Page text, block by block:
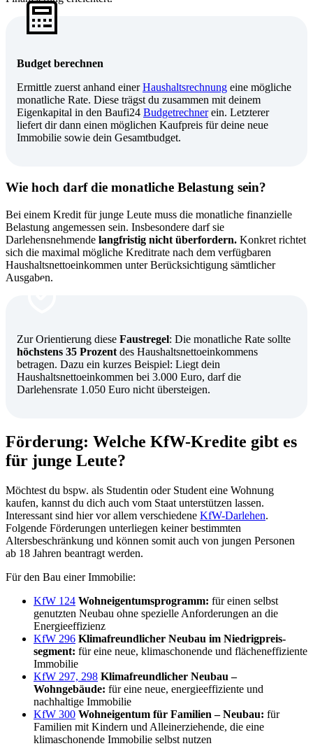
Budget berechnen
Ermittle zuerst anhand einerHaushaltsrechnung eine mögliche
monatliche Rate. Diese trägst du zusammen mit deinem
Eigenkapital in den Baufi24 Budgetrechnerein. Letzterer
liefert dir dann einen möglichen Kaufpreis für deine neue
Immobilie sowie dein Gesamtbudget.
Wie hoch darf die monatliche Belastung sein?
Bei einem Kredit für junge Leute muss die monatliche finanzielle
Belastung angemessen sein. Insbesondere darf sie
Darlehensnehmende langfristig nicht überfordern. Konkret richtet
sich die maximal mögliche Kreditrate nach dem verfügbaren
Haushaltsnettoeinkommen unter Berücksichtigung sämtlicher
Ausgaben.
Zur Orientierung diese Faustregel: Die monatliche Rate sollte
höchstens 35 Prozent des Haushaltsnettoeinkommens
betragen. Dazu ein kurzes Beispiel: Liegt dein
Haushaltsnettoeinkommen bei 3.000 Euro, darf die
Darlehensrate 1.050 Euro nicht übersteigen.
Förderung: Welche KfW-Kredite gibt es
für junge Leute?
Möchtest du bspw. als Studentin oder Student eine Wohnung
kaufen, kannst du dich auch vom Staat unterstützen lassen.
Interessant sind hier vor allem verschiedene KfW-Darlehen.
Folgende Förderungen unterliegen keiner bestimmten
Altersbeschränkung und können somit auch von jungen Personen
ab 18 Jahren beantragt werden.
Für den Bau einer Immobilie:
KfW 124 Wohneigentumsprogramm: für einen selbst
genutzten Neubau ohne spezielle Anforderungen an die
Energieeffizienz
KfW 296 Klimafreundlicher Neubau im Niedrigpreis­
segment: für eine neue, klimaschonende und flächeneffiziente
Immobilie
KfW 297, 298 Klimafreundlicher Neubau –
Wohngebäude: für eine neue, energieeffiziente und
nachhaltige Immobilie
KfW 300 Wohneigentum für Familien – Neu­bau: für
Familien mit Kindern und Alleinerziehende, die eine
klimaschonende Immobilie selbst nutzen